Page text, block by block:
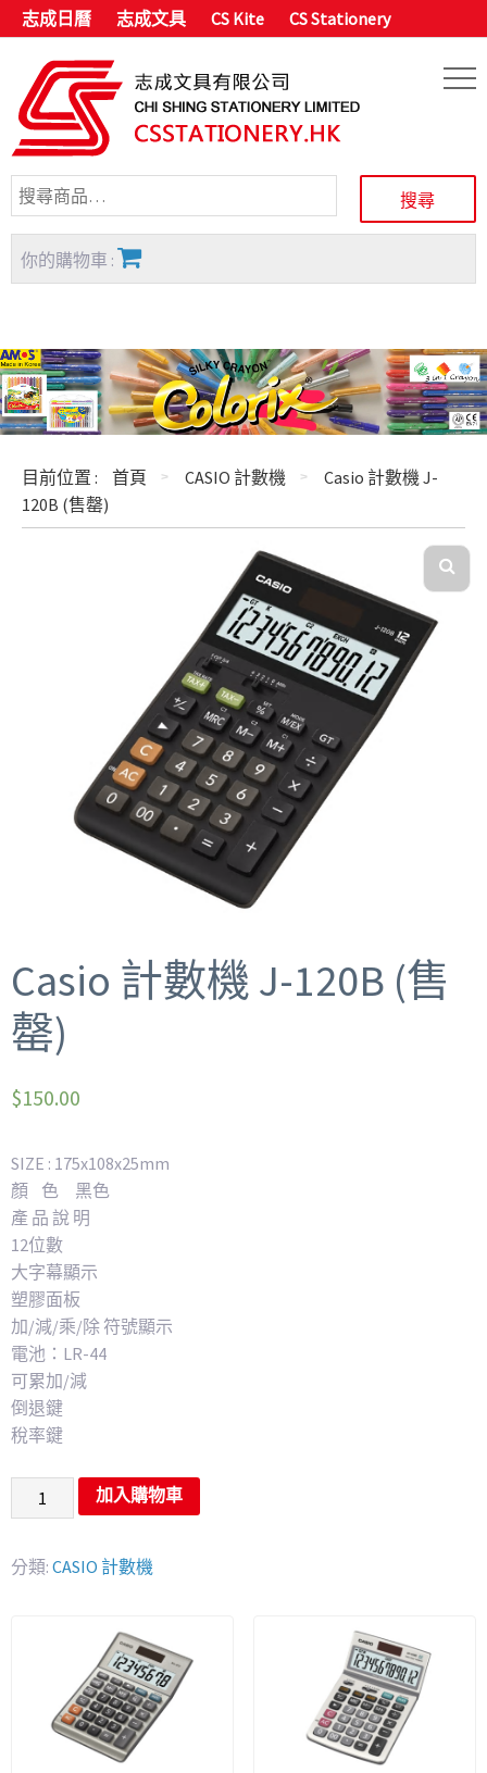
志成日曆 志成文具 CS Kite CS Stationery
你的購物車 :
目前位置 : 首頁 CASIO 計數機
Casio 計數機 J-
120B (售罄)
Casio 計數機 J-120B (售
罄)
$150.00
SIZE : 175x108x25mm
顏 色 黑色
產 品 說 明
12位數
大字幕顯示
塑膠面板
加/減/乘/除 符號顯示
電池：LR-44
可累加/減
倒退鍵
稅率鍵
加入購物車
分類: CASIO 計數機